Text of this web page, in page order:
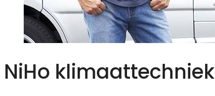
NiHo klimaattechniek